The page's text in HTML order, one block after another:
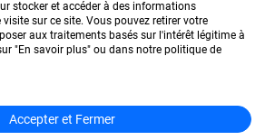
la paie :
lancer ?
stocker et accéder à des informations
sur ce site. Vous pouvez retirer votre
aux traitements basés sur l'intérêt légitime à
"En savoir plus" ou dans notre politique de
Accepter et Fermer